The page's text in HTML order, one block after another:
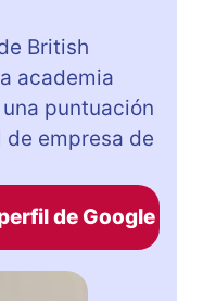
British
academia
puntuación
empresa de
de Google